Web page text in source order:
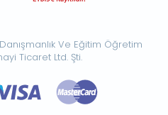
Ve Eğitim Öğretim
Ticaret Ltd. Şti.